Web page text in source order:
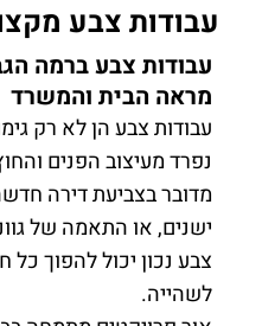
עבודות צבע
עבודות צבע ברמה
מראה הבית והמשרד
עבודות צבע הן לא רק
נפרד מעיצוב הפנים
מדובר בצביעת דירה
ישנים, או התאמה של
צבע נכון יכול להפוך כל
לשהייה.